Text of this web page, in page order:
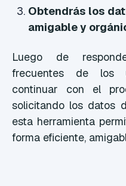
Obtendrás los
amigable y
Luego de
frecuentes de los
continuar con el
solicitando los datos
esta herramienta
forma eficiente,